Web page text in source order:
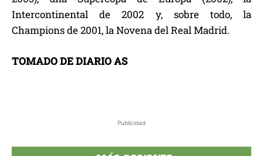
Publicidad
Intercontinental de 2002 y, sobre todo, la
Champions de 2001, la Novena del Real Madrid.
TOMADO DE DIARIO AS